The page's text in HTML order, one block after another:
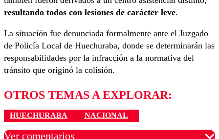
resultando todos con lesiones de carácter leve.
La situación fue denunciada formalmente ante el Juzgado
de Policía Local de Huechuraba, donde se determinarán las
responsabilidades por la infracción a la normativa del
tránsito que originó la colisión.
OTROS TEMAS A EXPLORAR:
HUECHURABA NACIONAL
Ver comentarios